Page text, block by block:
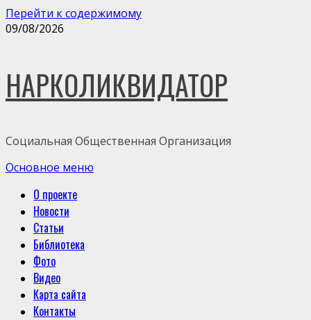
Перейти к содержимому
09/08/2026
НАРКОЛИКВИДАТОР
Социальная Общественная Организация
Основное меню
О проекте
Новости
Статьи
Библиотека
Фото
Видео
Карта сайта
Контакты